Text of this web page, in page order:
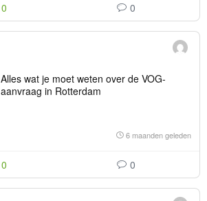
0 0
Alles wat je moet weten over de VOG-
aanvraag in Rotterdam
6 maanden geleden
0 0